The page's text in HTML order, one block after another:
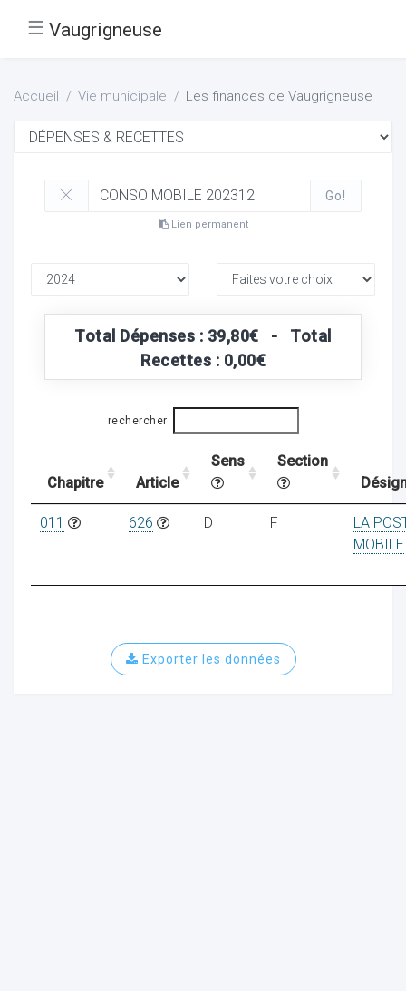
☰ Vaugrigneuse
Accueil Vie municipale Les finances de Vaugrigneuse
Go!
Lien permanent
Total Dépenses : 39,80€ - Total
Recettes : 0,00€
rechercher
Chapitre Article
Sens
Section
011 626 D F
LA
MOBILE
Exporter les données